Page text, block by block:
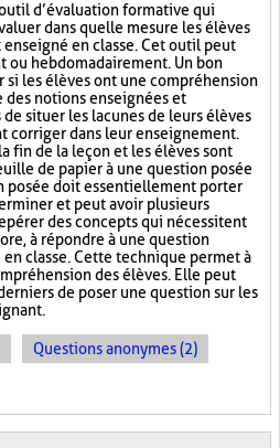
d’évaluation formative qui
dans quelle mesure les élèves
en classe. Cet outil peut
hebdomadairement. Un bon
les élèves ont une compréhension
notions enseignées et
situer les lacunes de leurs élèves
corriger dans leur enseignement.
fin de la leçon et les élèves sont
de papier à une question posée
posée doit essentiellement porter
et peut avoir plusieurs
des concepts qui nécessitent
à répondre à une question
classe. Cette technique permet à
des élèves. Elle peut
de poser une question sur les
Questions anonymes (2)